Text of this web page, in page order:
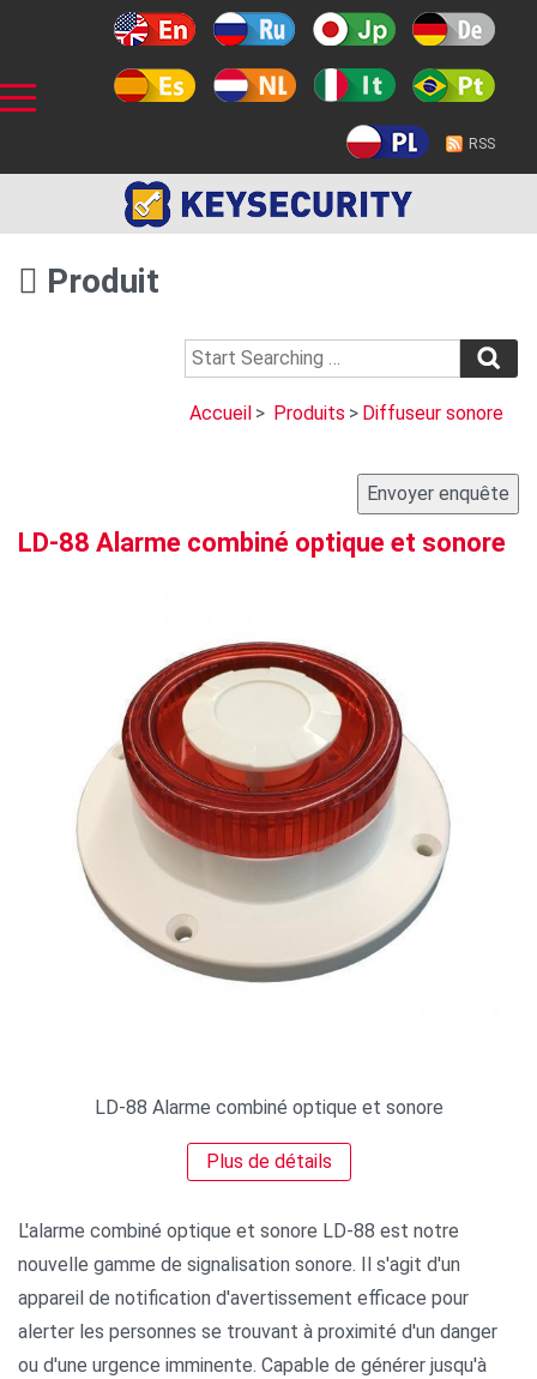
RSS
Produit
Accueil > Produits > Diffuseur sonore
LD-88 Alarme combiné optique et sonore
LD-88 Alarme combiné optique et sonore
Plus de détails
L'alarme combiné optique et sonore LD-88 est notre
nouvelle gamme de signalisation sonore. Il s'agit d'un
appareil de notification d'avertissement efficace pour
alerter les personnes se trouvant à proximité d'un danger
ou d'une urgence imminente. Capable de générer jusqu'à